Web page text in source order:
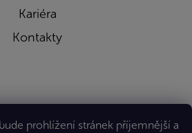
prohlížení stránek příjemnější a
Kariéra
Kontakty